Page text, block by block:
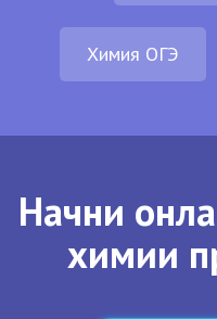
Химия ОГЭ
Начни
химии